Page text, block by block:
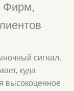
Фирм,
сигнал.
куда
высокоценное